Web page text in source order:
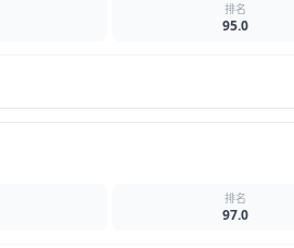
排名
95.0
排名
97.0